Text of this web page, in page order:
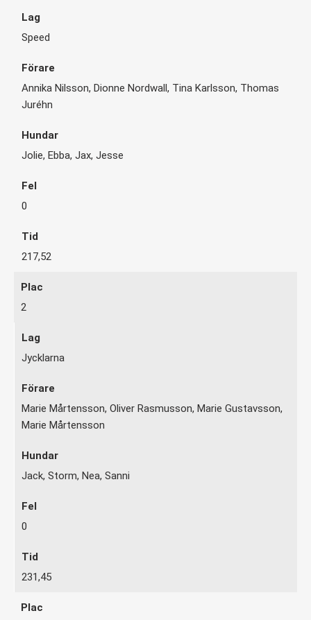
Speed
Annika Nilsson, Dionne Nordwall, Tina Karlsson, Thomas
Juréhn
Jolie, Ebba, Jax, Jesse
0
217,52
2
Jycklarna
Marie Mårtensson, Oliver Rasmusson, Marie Gustavsson,
Marie Mårtensson
Jack, Storm, Nea, Sanni
0
231,45